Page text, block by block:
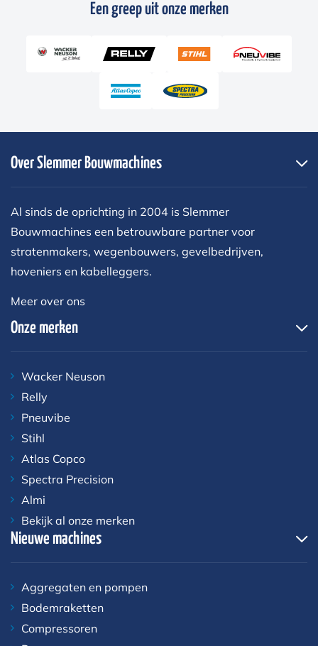
Een greep uit onze merken
Over Slemmer Bouwmachines
Al sinds de oprichting in 2004 is Slemmer
Bouwmachines een betrouwbare partner voor
stratenmakers, wegenbouwers, gevelbedrijven,
hoveniers en kabelleggers.
Meer over ons
Onze merken
Wacker Neuson
Relly
Pneuvibe
Stihl
Atlas Copco
Spectra Precision
Almi
Bekijk al onze merken
Nieuwe machines
Aggregaten en pompen
Bodemraketten
Compressoren